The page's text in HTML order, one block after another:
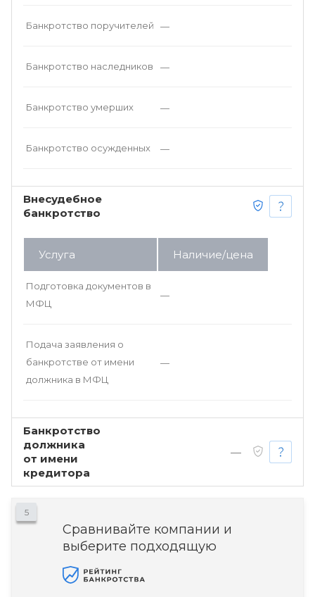
Банкротство поручителей —
Банкротство наследников —
Банкротство умерших —
Банкротство осужденных —
Внесудебное
банкротство
Услуга Наличие/цена
Подготовка документов в
МФЦ
—
Подача заявления о
банкротстве от имени
должника в МФЦ
—
Банкротство
должника
от имени
кредитора
—
5
Сравнивайте компании и
выберите подходящую